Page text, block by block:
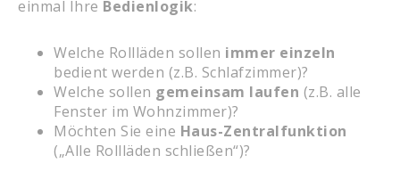
einmal Ihre Bedienlogik:
Welche Rollläden sollen immer einzeln
bedient werden (z.B. Schlafzimmer)?
Welche sollen gemeinsam laufen (z.B. alle
Fenster im Wohnzimmer)?
Möchten Sie eine Haus-Zentralfunktion
(„Alle Rollläden schließen“)?